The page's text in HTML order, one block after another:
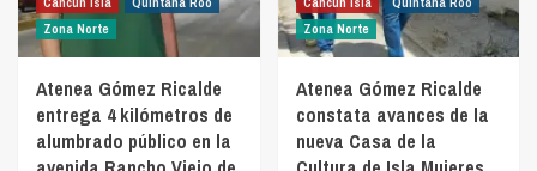
Zona Norte
Atenea Gómez Ricalde
entrega 4 kilómetros de
alumbrado público en la
Zona Norte
Atenea Gómez Ricalde
constata avances de la
nueva Casa de la